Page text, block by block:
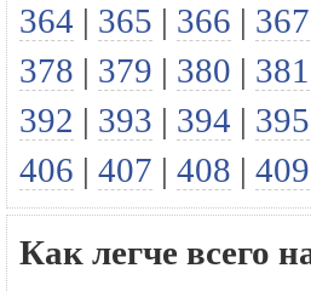
364 | 365 | 366 | 367
378 | 379 | 380 | 381
392 | 393 | 394 | 395
406 | 407 | 408 | 409
Как легче всего